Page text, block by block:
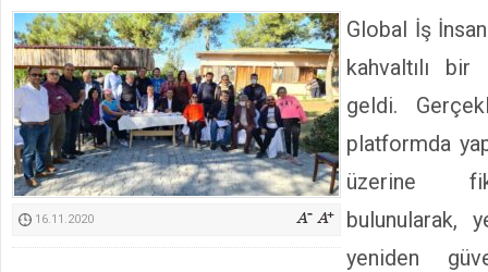
BÖLGEMİZ ÇUKUROVA’DA 2019 YILI PAMUK
İyi Parti Yüreğir İlçe Başkanı Enis Akyürek
Kimyasallardan Koruma Derneği Başkanı Cennet Çelik
16.11.2020
Global İş
kahvaltılı
geldi.
platformda
üzerine
bulunularak,
yeniden